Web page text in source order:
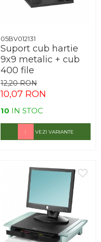
05BV012131
Suport cub hartie
9x9 metalic + cub
400 file
12,20 RON
10,07 RON
10 IN STOC
VEZI VARIANTE